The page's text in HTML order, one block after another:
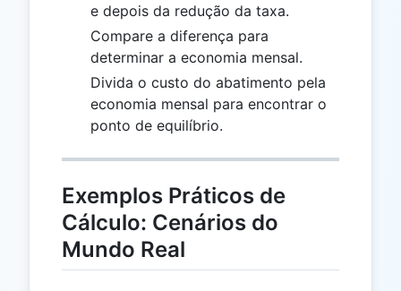
e depois da redução da taxa.
Compare a diferença para
determinar a economia mensal.
Divida o custo do abatimento pela
economia mensal para encontrar o
ponto de equilíbrio.
Exemplos Práticos de
Cálculo: Cenários do
Mundo Real